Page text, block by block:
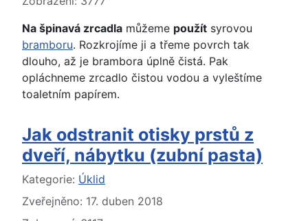
Na špinavá zrcadla můžeme použít syrovou
bramboru. Rozkrojíme ji a třeme povrch tak
dlouho, až je brambora úplně čistá. Pak
opláchneme zrcadlo čistou vodou a vyleštíme
toaletním papírem.
Jak odstranit otisky prstů z
dveří, nábytku (zubní pasta)
Základní údaje
Kategorie: Úklid
Zveřejněno: 17. duben 2018